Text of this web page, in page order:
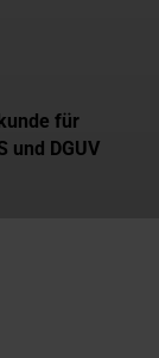
für
und DGUV